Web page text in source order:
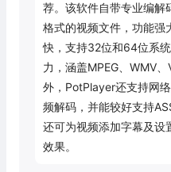
荐。该软件自带专业编解
格式的视频文件，功能强
快，支持32位和64位系
力，涵盖MPEG、WMV
外，PotPlayer还支持网
频解码，并能较好支持
还可为视频添加字幕及设
效果。